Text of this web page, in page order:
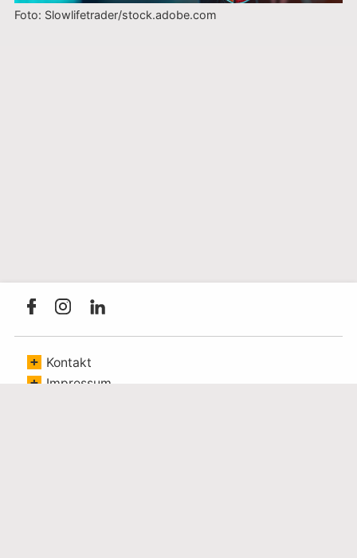
Foto: Slowlifetrader/stock.adobe.com
Link öffnet sich in einem externen Fenster
Link öffnet sich in einem externen Fenster
Link öffnet sich in einem externen Fenster
Navigation überspringen
Kontakt
Impressum